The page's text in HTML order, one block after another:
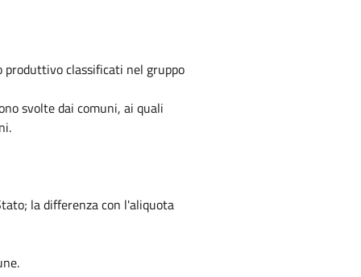
produttivo classificati nel gruppo
svolte dai comuni, ai quali
la differenza con l'aliquota